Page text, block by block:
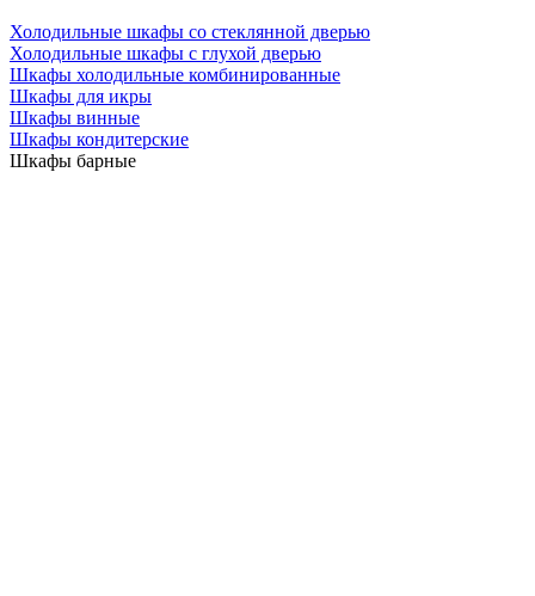
Холодильные шкафы со стеклянной дверью
Холодильные шкафы с глухой дверью
Шкафы холодильные комбинированные
Шкафы для икры
Шкафы винные
Шкафы кондитерские
Шкафы барные